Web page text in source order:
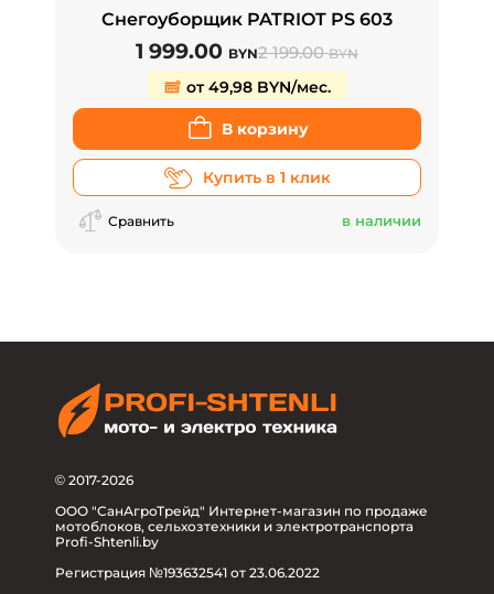
Снегоуборщик PATRIOT PS 603
1 999.00 BYN2 199.00BYN
от 49,98 BYN/мес.
В корзину
Купить в 1 клик
Сравнить в наличии
© 2017-2026
ООО "СанАгроТрейд" Интернет-магазин по продаже
мотоблоков, сельхозтехники и электротранспорта
Profi-Shtenli.by
Регистрация №193632541 от 23.06.2022